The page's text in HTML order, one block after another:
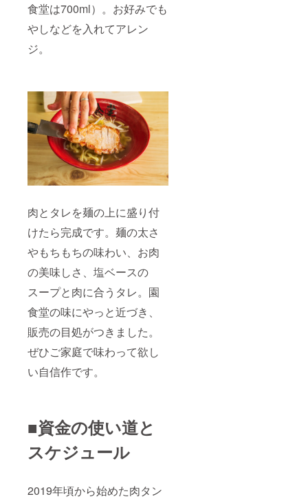
食堂は700ml）。お好みでも
やしなどを入れてアレン
ジ。
肉とタレを麺の上に盛り付
けたら完成です。麺の太さ
やもちもちの味わい、お肉
の美味しさ、塩ベースの
スープと肉に合うタレ。園
食堂の味にやっと近づき、
販売の目処がつきました。
ぜひご家庭で味わって欲し
い自信作です。
■資金の使い道と
スケジュール
2019年頃から始めた肉タン